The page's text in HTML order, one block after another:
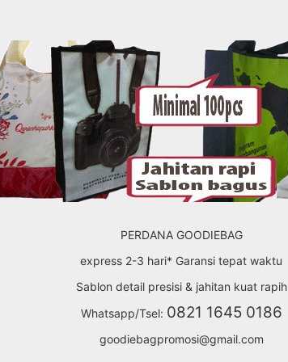
PERDANA GOODIEBAG
express 2-3 hari* Garansi tepat waktu
Sablon detail presisi & jahitan kuat rapih
Whatsapp/Tsel: 0821 1645 0186
goodiebagpromosi@gmail.com